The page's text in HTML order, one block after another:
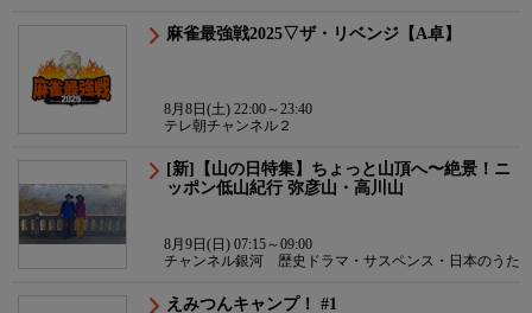
麻雀最強戦2025▽ザ・リベンジ【A卓】
8月8日(土) 22:00～23:40
テレ朝チャンネル２
[新]【山の日特集】ちょっと山頂へ〜絶景！ニ
ッポン低山紀行 弥彦山・高川山
8月9日(日) 07:15～09:00
チャンネル銀河 歴史ドラマ・サスペンス・日本のうた
えみつんキャンプ！ #1